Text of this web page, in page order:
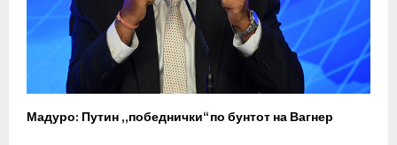
Мадуро: Путин „победнички“ по бунтот на Вагнер